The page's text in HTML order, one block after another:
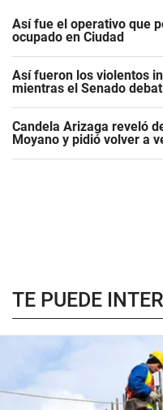
Así fue el operativo que
ocupado en Ciudad
Así fueron los violentos
mientras el Senado
Candela Arizaga reveló
Moyano y pidió volver a
TE PUEDE